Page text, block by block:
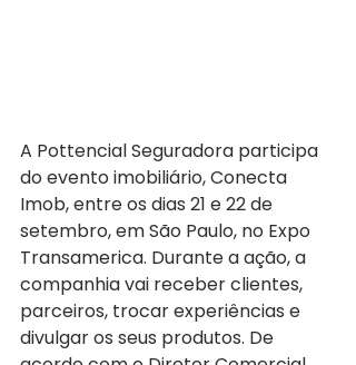
A Pottencial Seguradora participa
do evento imobiliário, Conecta
Imob, entre os dias 21 e 22 de
setembro, em São Paulo, no Expo
Transamerica. Durante a ação, a
companhia vai receber clientes,
parceiros, trocar experiências e
divulgar os seus produtos. De